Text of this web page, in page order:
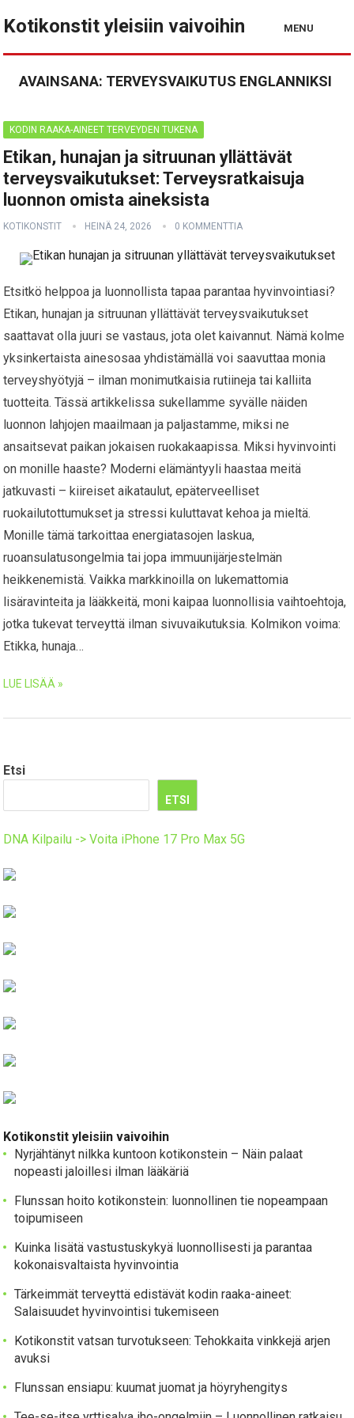
Kotikonstit yleisiin vaivoihin MENU
AVAINSANA: TERVEYSVAIKUTUS ENGLANNIKSI
KODIN RAAKA-AINEET TERVEYDEN TUKENA
Etikan, hunajan ja sitruunan yllättävät
terveysvaikutukset: Terveysratkaisuja
luonnon omista aineksista
KOTIKONSTIT HEINÄ 24, 2026 0 KOMMENTTIA
Etsitkö helppoa ja luonnollista tapaa parantaa hyvinvointiasi?
Etikan, hunajan ja sitruunan yllättävät terveysvaikutukset
saattavat olla juuri se vastaus, jota olet kaivannut. Nämä kolme
yksinkertaista ainesosaa yhdistämällä voi saavuttaa monia
terveyshyötyjä – ilman monimutkaisia rutiineja tai kalliita
tuotteita. Tässä artikkelissa sukellamme syvälle näiden
luonnon lahjojen maailmaan ja paljastamme, miksi ne
ansaitsevat paikan jokaisen ruokakaapissa. Miksi hyvinvointi
on monille haaste? Moderni elämäntyyli haastaa meitä
jatkuvasti – kiireiset aikataulut, epäterveelliset
ruokailutottumukset ja stressi kuluttavat kehoa ja mieltä.
Monille tämä tarkoittaa energiatasojen laskua,
ruoansulatusongelmia tai jopa immuunijärjestelmän
heikkenemistä. Vaikka markkinoilla on lukemattomia
lisäravinteita ja lääkkeitä, moni kaipaa luonnollisia vaihtoehtoja,
jotka tukevat terveyttä ilman sivuvaikutuksia. Kolmikon voima:
Etikka, hunaja…
LUE LISÄÄ »
Etsi
ETSI
DNA Kilpailu -> Voita iPhone 17 Pro Max 5G
Kotikonstit yleisiin vaivoihin
Nyrjähtänyt nilkka kuntoon kotikonstein – Näin palaat
nopeasti jaloillesi ilman lääkäriä
Flunssan hoito kotikonstein: luonnollinen tie nopeampaan
toipumiseen
Kuinka lisätä vastustuskykyä luonnollisesti ja parantaa
kokonaisvaltaista hyvinvointia
Tärkeimmät terveyttä edistävät kodin raaka-aineet:
Salaisuudet hyvinvointisi tukemiseen
Kotikonstit vatsan turvotukseen: Tehokkaita vinkkejä arjen
avuksi
Flunssan ensiapu: kuumat juomat ja höyryhengitys